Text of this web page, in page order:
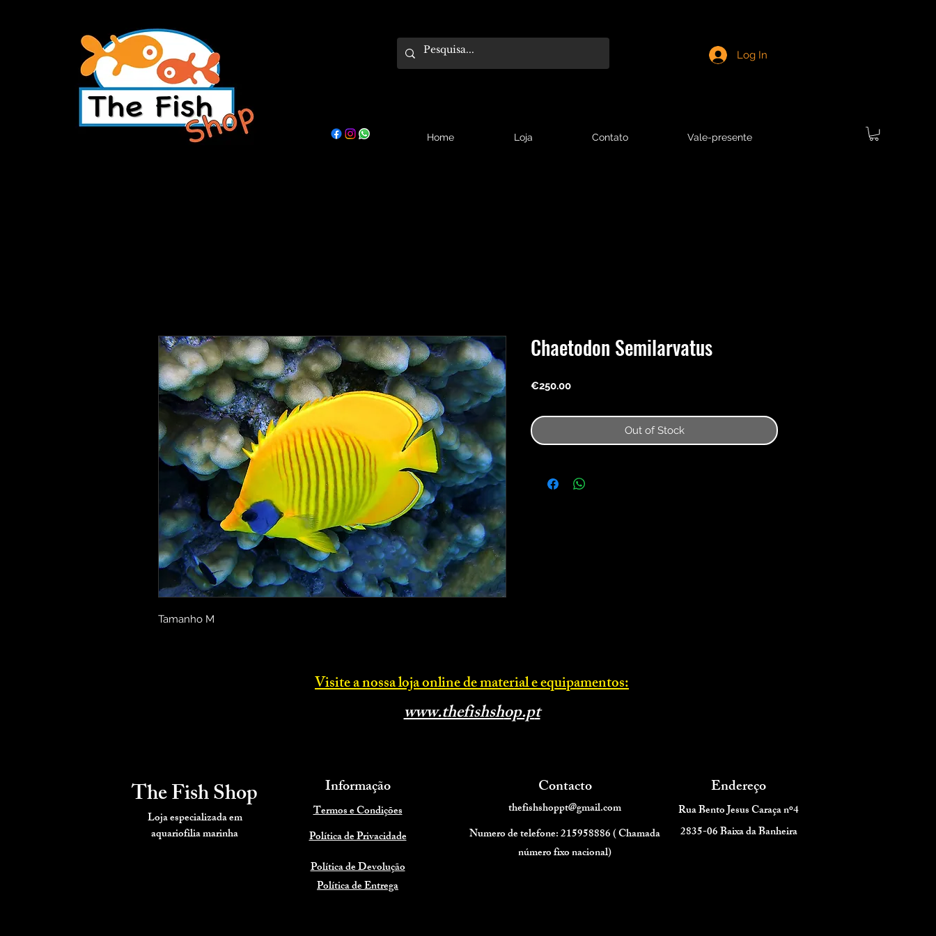
Log In
Home Loja Contato Vale-presente
Tamanho M
Chaetodon Semilarvatus
€250.00Price
Out of Stock
Visite a nossa loja online de material e equipamentos:
www.thefishshop.pt
The Fish Shop
Loja especializada em
aquariofiliamarinha
Informação
Termos e Condições
Política de Privacidade
Política de Devolução
Contacto Endereço
thefishshoppt@gmail.com
Numero de telefone: 215958886 ( Chamada
número fixo nacional)
Rua Bento Jesus Caraça nº4
2835-06 Baixa da Banheira
Política de Entrega